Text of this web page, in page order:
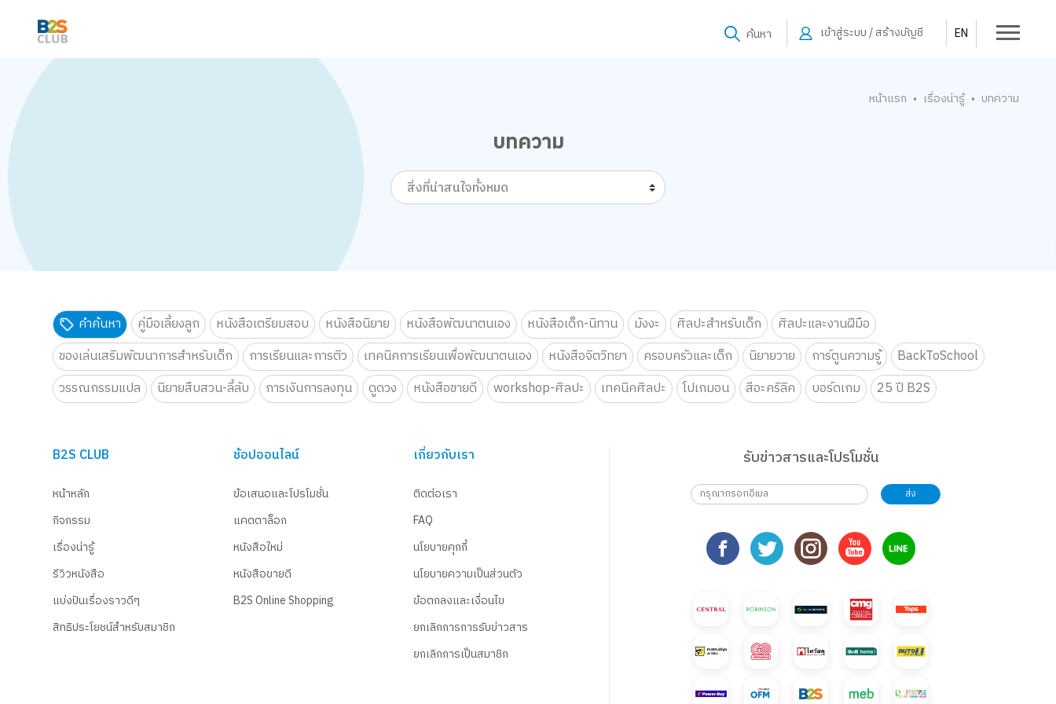
ค้นหา เข้าสู่ระบบ / สร้างบัญชี EN
หน้าแรก • เรื่องน่ารู้ • บทความ
บทความ
สิ่งที่น่าสนใจทั้งหมด
คำค้นหา คู่มือเลี้ยงลูก หนังสือเตรียมสอบ หนังสือนิยาย หนังสือพัฒนาตนเอง หนังสือเด็ก-นิทาน มังงะ ศิลปะสำหรับเด็ก
ศิลปะและงานฝีมือ
ของเล่นเสริมพัฒนาการสำหรับเด็ก
การเรียนและการติว เทคนิคการเรียนเพื่อพัฒนาตนเอง หนังสือจิตวิทยา ครอบครัวและเด็ก นิยายวาย การ์ตูนความรู้
BackToSchool
วรรณกรรมแปล
นิยายสืบสวน-ลี้ลับ การเงินการลงทุน ดูดวง หนังสือขายดี workshop-ศิลปะ เทคนิคศิลปะ โปเกมอน สีอะคริลิค บอร์ดเกม 25 ปี B2S
B2S CLUB
หน้าหลัก
กิจกรรม
เรื่องน่ารู้
รีวิวหนังสือ
แบ่งปันเรื่องราวดีๆ
สิทธิประโยชน์สำหรับสมาชิก
ช้อปออนไลน์
ข้อเสนอและโปรโมชั่น
แคตตาล็อก
หนังสือใหม่
หนังสือขายดี
B2S Online Shopping
เกี่ยวกับเรา
ติดต่อเรา
FAQ
นโยบายคุกกี้
นโยบายความเป็นส่วนตัว
ข้อตกลงและเงื่อนไข
ยกเลิกการการรับข่าวสาร
ยกเลิกการเป็นสมาชิก
รับข่าวสารและโปรโมชั่น
ส่ง